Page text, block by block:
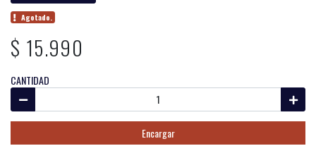
Agotado.
$ 15.990
CANTIDAD
Encargar